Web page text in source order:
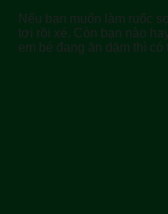
Nếu bạn muốn làm ruốc
tơi rồi xé. Còn bạn nào
em bé đang ăn dặm thì